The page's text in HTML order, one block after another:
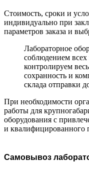
Стоимость, сроки и
индивидуально при
параметров заказа и
Лабораторное
соблюдением
контролируем
сохранность и
склада отправки
При необходимости
работы для
оборудования с
и квалифицированного
Самовывоз